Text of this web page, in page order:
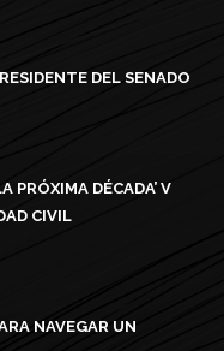
DEL SENADO
PRÓXIMA DÉCADA’ V
CIVIL
NAVEGAR UN